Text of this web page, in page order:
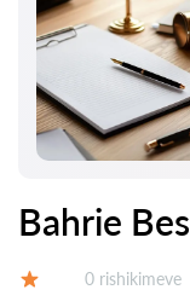
Bahrie
Rishikime:
0 rishikimeve